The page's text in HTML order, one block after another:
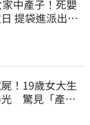
中產子！死嬰
提袋進派出所
！19歲女大生
光 驚見「產檢